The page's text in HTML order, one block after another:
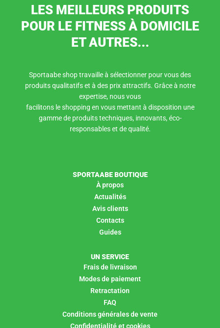
LES MEILLEURS PRODUITS
POUR LE FITNESS À DOMICILE
ET AUTRES...
Sportaabe shop travaille à sélectionner pour vous des
produits qualitatifs et à des prix attractifs. Grâce à notre
expertise, nous vous
facilitons le shopping en vous mettant à disposition une
gamme de produits techniques, innovants, éco-
responsables et de qualité.
SPORTAABE BOUTIQUE
À propos
Actualités
Avis clients
Contacts
Guides
UN SERVICE
Frais de livraison
Modes de paiement
Retractation
FAQ
Conditions générales de vente
Confidentialité et cookies